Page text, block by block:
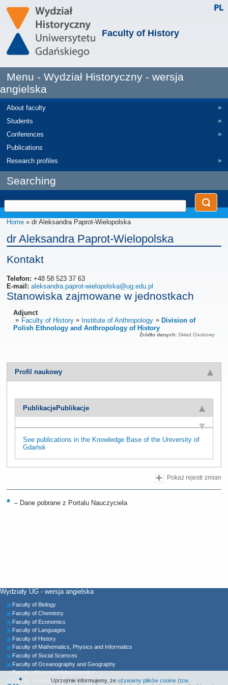
Faculty of History
Menu - Wydział Historyczny - wersja
angielska
About faculty
»
Students
»
Conferences
»
Publications
Research profiles
»
Searching
Home » dr Aleksandra Paprot-Wielopolska
dr Aleksandra Paprot-Wielopolska
Kontakt
Telefon: +48 58 523 37 63
E-mail: aleksandra.paprot-wielopolska@ug.edu.pl
Stanowiska zajmowane w jednostkach
Adjunct
Faculty of History
Institute of Anthropology
Division of
Polish Ethnology and Anthropology of History
Źródło danych: Skład Osobowy
Profil naukowy
PublikacjePublikacje
See publications in the Knowledge Base of the University of
Gdańsk
Pokaż rejestr zmian
–Dane pobrane z Portalu Nauczyciela
Wydziały UG - wersja angielska
Faculty of Biology
Faculty of Chemistry
Faculty of Economics
Faculty of Languages
Faculty of History
Faculty of Mathematics, Physics and Informatics
Faculty of Social Sciences
Faculty of Oceanography and Geography
Faculty of Law and Administration
Faculty of ManagementUprzejmie informujemy, że używamy plików cookie (tzw.